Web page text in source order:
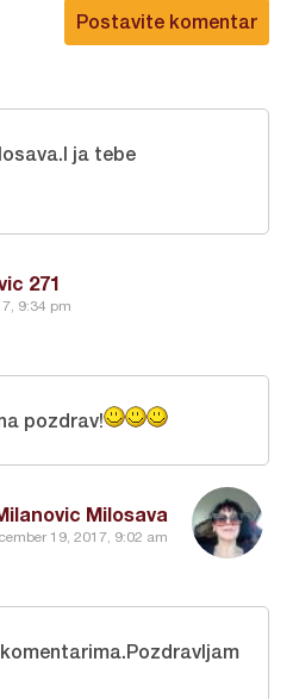
Postavite komentar
271
9:34 pm
ja tebe
Milosava
19, 2017, 9:02 am
pozdrav!